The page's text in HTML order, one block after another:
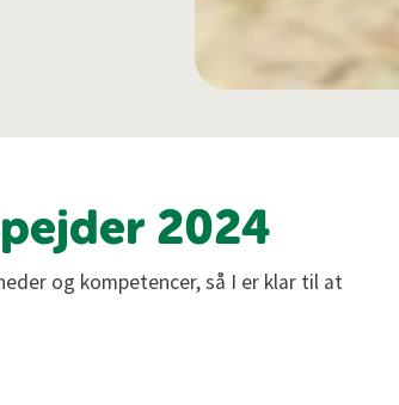
2024
og kompetencer, så I er klar til at